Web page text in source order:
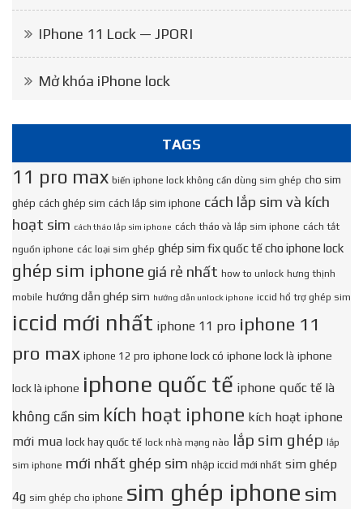
IPhone 11 Lock — JPORI
Mở khóa iPhone lock
TAGS
11 pro max biến iphone lock không cần dùng sim ghép cho sim
ghép cách ghép sim cách lắp sim iphone cách lắp sim và kích
hoạt sim cách tháo lắp sim iphone cách tháo và lắp sim iphone cách tắt
nguồn iphone các loại sim ghép ghép sim fix quốc tế cho iphone lock
ghép sim iphone giá rẻ nhất how to unlock hưng thịnh
mobile hướng dẫn ghép sim hướng dẫn unlock iphone iccid hổ trợ ghép sim
iccid mới nhất iphone 11 pro iphone 11
pro max iphone 12 pro iphone lock có iphone lock là iphone
lock là iphone iphone quốc tế iphone quốc tế là
không cần sim kích hoạt iphone kích hoạt iphone
mới mua lock hay quốc tế lock nhà mạng nào lắp sim ghép lắp
sim iphone mới nhất ghép sim nhập iccid mới nhất sim ghép
4g sim ghép cho iphone sim ghép iphone sim